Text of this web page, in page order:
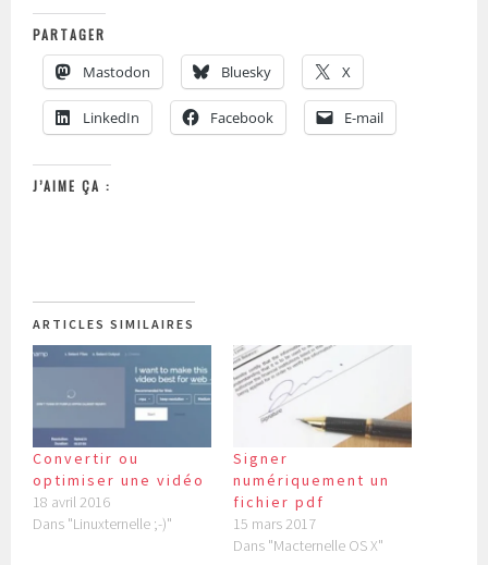
PARTAGER
Mastodon Bluesky X
LinkedIn Facebook E-mail
J’AIME ÇA :
ARTICLES SIMILAIRES
Convertir ou
optimiser une vidéo
18 avril 2016
Dans "Linuxternelle ;-)"
Signer
numériquement un
fichier pdf
15 mars 2017
Dans "Macternelle OS X"